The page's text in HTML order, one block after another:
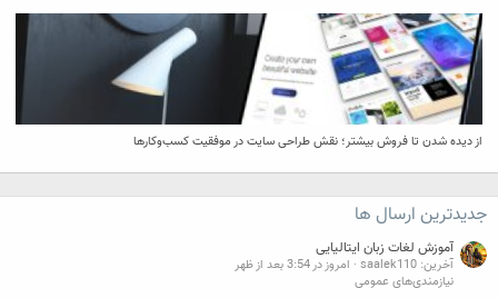
از دیده شدن تا فروش بیشتر؛ نقش طراحی سایت در موفقیت کسب‌وکارها
جدیدترین ارسال ها
آموزش لغات زبان ایتالیایی
آخرین: saalek110
امروز در 3:54 بعد از ظهر
نیازمندی‌های عمومی